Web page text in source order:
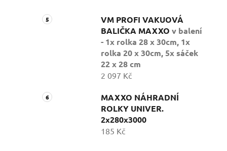
VM PROFI VAKUOVÁ
BALIČKA MAXXO v balení
- 1x rolka 28 x 30cm, 1x
rolka 20 x 30cm, 5x sáček
22 x 28 cm
2 097 Kč
MAXXO NÁHRADNÍ
ROLKY UNIVER.
2x280x3000
185 Kč